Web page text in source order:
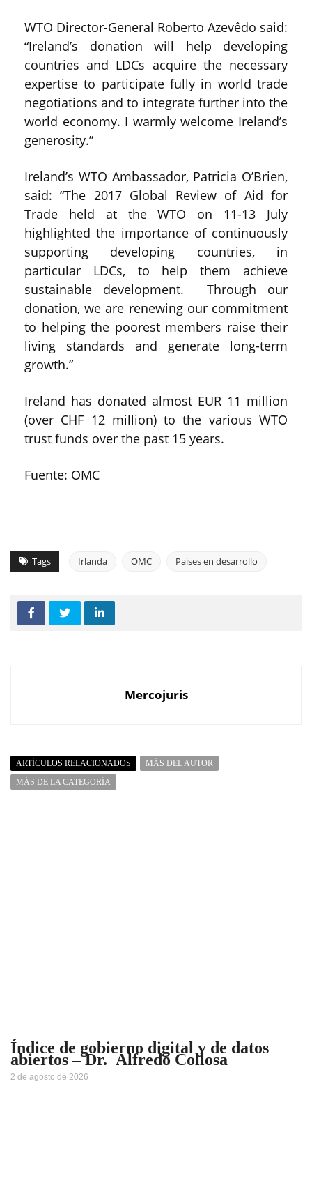
WTO Director-General Roberto Azevêdo said:
“Ireland’s donation will help developing
countries and LDCs acquire the necessary
expertise to participate fully in world trade
negotiations and to integrate further into the
world economy. I warmly welcome Ireland’s
generosity.”
Ireland’s WTO Ambassador, Patricia O’Brien,
said: “The 2017 Global Review of Aid for
Trade held at the WTO on 11-13 July
highlighted the importance of continuously
supporting developing countries, in
particular LDCs, to help them achieve
sustainable development. Through our
donation, we are renewing our commitment
to helping the poorest members raise their
living standards and generate long-term
growth.”
Ireland has donated almost EUR 11 million
(over CHF 12 million) to the various WTO
trust funds over the past 15 years.
Fuente: OMC
Tags Irlanda OMC Paises en desarrollo
Mercojuris
ARTÍCULOS RELACIONADOS
MÁS DEL AUTOR
MÁS DE LA CATEGORÍA
Índice de gobierno digital y de datos
abiertos – Dr. Alfredo Collosa
2 de agosto de 2026